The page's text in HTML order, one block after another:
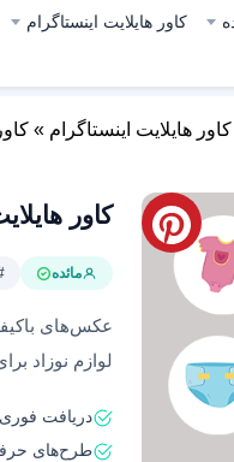
کاور هایلایت اینستاگرام
کاور هایلایت اینستاگرام »
کاور
مائده
عکس‌های
لوازم نوزاد
دریافت
طرح‌های